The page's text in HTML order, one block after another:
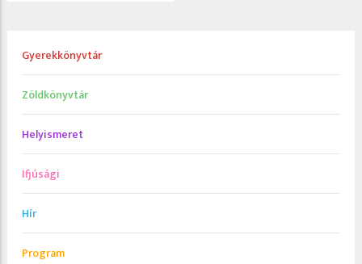
Gyerekkönyvtár
Zöldkönyvtár
Helyismeret
Ifjúsági
Hír
Program